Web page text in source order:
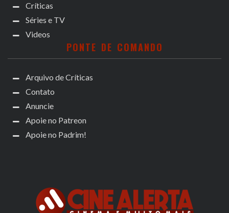
Críticas
Séries e TV
Videos
PONTE DE COMANDO
Arquivo de Críticas
Contato
Anuncie
Apoie no Patreon
Apoie no Padrim!